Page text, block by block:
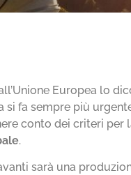
Europea lo
si fa sempre più
conto dei criteri per
.
sarà una